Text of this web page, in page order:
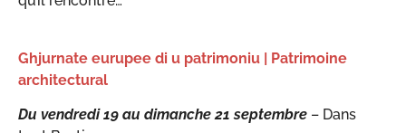
Ghjurnate eurupee di u patrimoniu | Patrimoine
architectural
Du vendredi 19 au dimanche 21 septembre – Dans